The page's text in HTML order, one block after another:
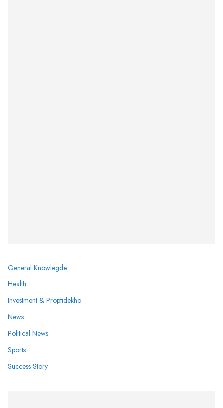
General Knowlegde
Health
Investment & Proptidekho
News
Political News
Sports
Success Story